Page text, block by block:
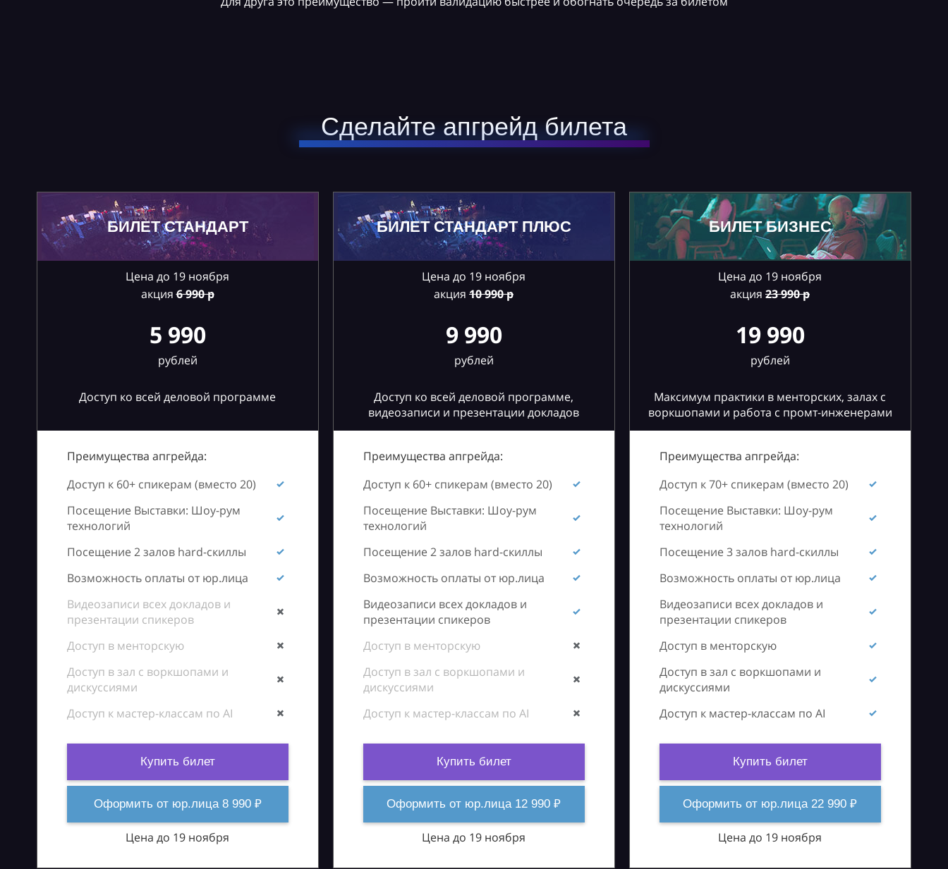
Сделайте апгрейд билета
БИЛЕТ СТАНДАРТ
Цена до 19 ноября
акция 6990 р
5 990
рублей
Доступ ко всей деловой программе
Преимущества апгрейда:
Доступ к 60+ спикерам (вместо 20)
Посещение Выставки: Шоу-рум
технологий
Посещение 2 залов hard-скиллы
Возможность оплаты от юр.лица
Видеозаписи всех докладов и
презентации спикеров
Доступ в менторскую
Доступ в зал с воркшопами и
дискуссиями
Доступ к мастер-классам по AI
Купить билет
Оформить от юр.лица 8 990 ₽
Цена до 19 ноября
БИЛЕТ СТАНДАРТ ПЛЮС
Цена до 19 ноября
акция 10990 р
9 990
рублей
Доступ ко всей деловой программе,
видеозаписи и презентации докладов
Преимущества апгрейда:
Доступ к 60+ спикерам (вместо 20)
Посещение Выставки: Шоу-рум
технологий
Посещение 2 залов hard-скиллы
Возможность оплаты от юр.лица
Видеозаписи всех докладов и
презентации спикеров
Доступ в менторскую
Доступ в зал с воркшопами и
дискуссиями
Доступ к мастер-классам по AI
Купить билет
Оформить от юр.лица 12 990 ₽
Цена до 19 ноября
БИЛЕТ БИЗНЕС
Цена до 19 ноября
акция 23990 р
19 990
рублей
Максимум практики в менторских, залах с
воркшопами и работа с промт-инженерами
Преимущества апгрейда:
Доступ к 70+ спикерам (вместо 20)
Посещение Выставки: Шоу-рум
технологий
Посещение 3 залов hard-скиллы
Возможность оплаты от юр.лица
Видеозаписи всех докладов и
презентации спикеров
Доступ в менторскую
Доступ в зал с воркшопами и
дискуссиями
Доступ к мастер-классам по AI
Купить билет
Оформить от юр.лица 22 990 ₽
Цена до 19 ноября